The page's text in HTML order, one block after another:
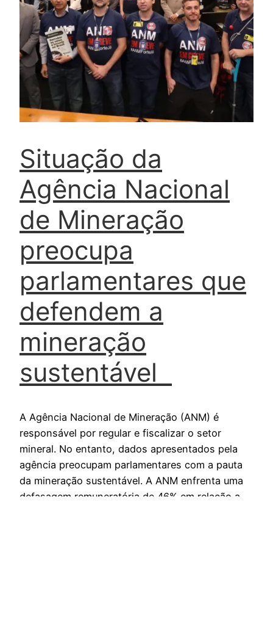
Situação da
Agência Nacional
de Mineração
preocupa
parlamentares que
defendem a
mineração
sustentável
A Agência Nacional de Mineração (ANM) é
responsável por regular e fiscalizar o setor
mineral. No entanto, dados apresentados pela
agência preocupam parlamentares com a pauta
da mineração sustentável. A ANM enfrenta uma
defasagem remuneratória de 46% em relação a